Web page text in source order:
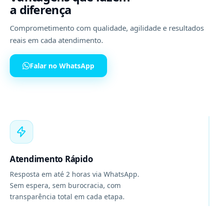
a diferença
Comprometimento com qualidade, agilidade e resultados
reais em cada atendimento.
Falar no WhatsApp
Atendimento Rápido
Resposta em até 2 horas via WhatsApp.
Sem espera, sem burocracia, com
transparência total em cada etapa.